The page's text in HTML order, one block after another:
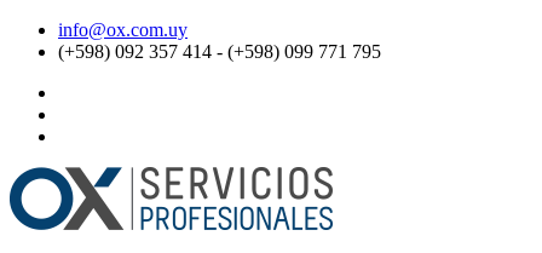
info@ox.com.uy
(+598) 092 357 414 - (+598) 099 771 795